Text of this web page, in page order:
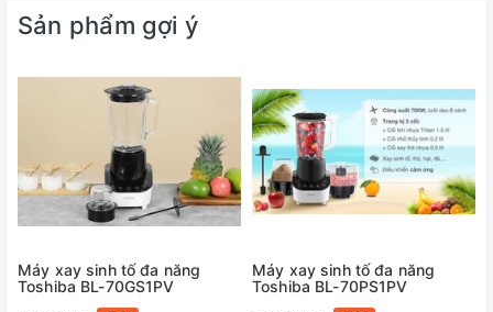
chuyên dụng xay – nghiền thực phẩm
• Động cơ trang bị cảm biến chống quá tải nhiệt, nâng cao
tuổi thọ sản phẩm
• Chân chống trượt tuyệt đối an toàn
2. Thông số kỹ thuậtMáy xay
sinh tố Kangaroo
Sản phẩm gợi ý
Máy xay sinh tố đa năng
Toshiba BL-70GS1PV
Máy xay sinh tố đa năng
Toshiba BL-70PS1PV